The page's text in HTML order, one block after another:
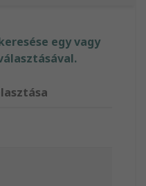
egy vagy